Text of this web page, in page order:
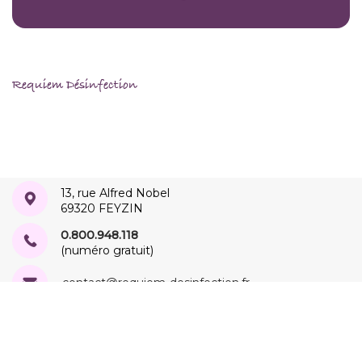
Requiem Désinfection
13, rue Alfred Nobel
69320 FEYZIN
0.800.948.118
(numéro gratuit)
contact@requiem-desinfection.fr